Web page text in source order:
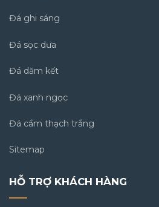
Đá ghi sáng
Đá sọc dưa
Đá dăm kết
Đá xanh ngọc
Đá cẩm thạch trắng
Sitemap
HỖ TRỢ KHÁCH HÀNG